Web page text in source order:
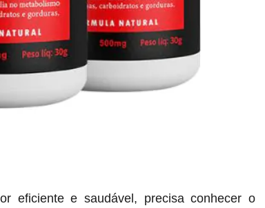
eficiente e saudável, precisa conhecer o